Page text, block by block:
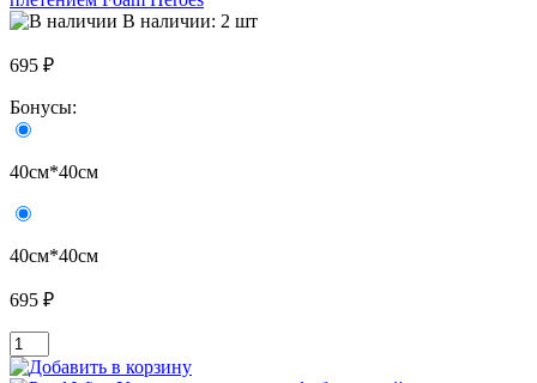
В наличии: 2 шт
695 ₽
Бонусы:
40см*40см
40см*40см
695 ₽